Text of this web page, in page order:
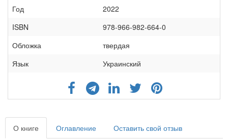
Год
2022
ISBN
978-966-982-664-0
Обложка
твердая
Язык
Украинский
О книге Оглавление Оставить свой отзыв